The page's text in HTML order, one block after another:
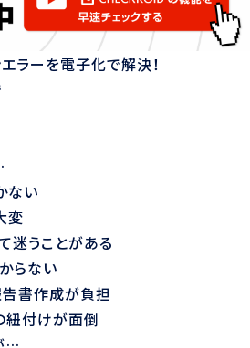
ラーを電子化で解決！
ない
変
迷うことがある
らない
書作成が負担
紐付けが面倒